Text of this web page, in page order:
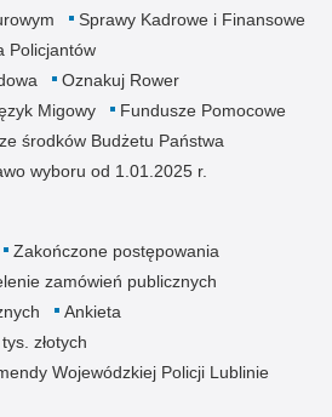
Sprawy Kadrowe i Finansowe
Policjantów
Oznakuj Rower
Migowy
Fundusze Pomocowe
środków Budżetu Państwa
wyboru od 1.01.2025 r.
Zakończone postępowania
zamówień publicznych
Ankieta
złotych
Wojewódzkiej Policji Lublinie